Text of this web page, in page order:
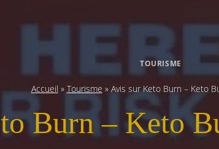
Europe centrale
Europe de l’Est
Balkans
Amérique
Antilles et
Amérique du
TOURISME
Accueil » Tourisme » Avis sur Keto Burn – Keto
Burn – Keto